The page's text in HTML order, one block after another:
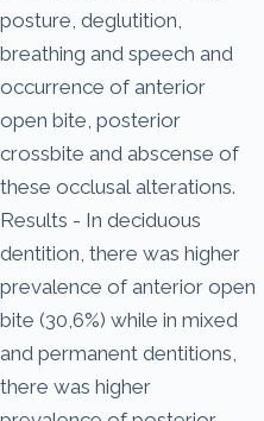
posture, deglutition,
breathing and speech and
occurrence of anterior
open bite, posterior
crossbite and abscense of
these occlusal alterations.
Results - In deciduous
dentition, there was higher
prevalence of anterior open
bite (30,6%) while in mixed
and permanent dentitions,
there was higher